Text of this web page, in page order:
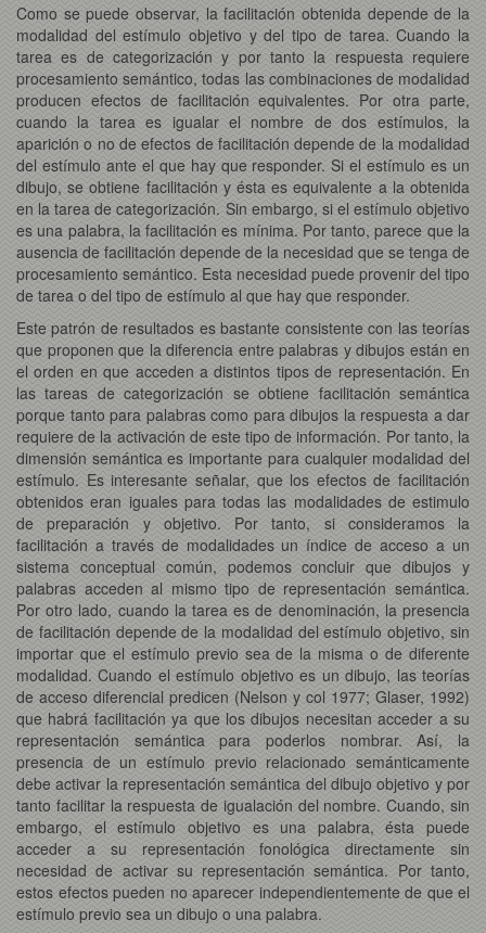
Como se puede observar, la facilitación obtenida depende de la
modalidad del estímulo objetivo y del tipo de tarea. Cuando la
tarea es de categorización y por tanto la respuesta requiere
procesamiento semántico, todas las combinaciones de modalidad
producen efectos de facilitación equivalentes. Por otra parte,
cuando la tarea es igualar el nombre de dos estímulos, la
aparición o no de efectos de facilitación depende de la modalidad
del estímulo ante el que hay que responder. Si el estímulo es un
dibujo, se obtiene facilitación y ésta es equivalente a la obtenida
en la tarea de categorización. Sin embargo, si el estímulo objetivo
es una palabra, la facilitación es mínima. Por tanto, parece que la
ausencia de facilitación depende de la necesidad que se tenga de
procesamiento semántico. Esta necesidad puede provenir del tipo
de tarea o del tipo de estímulo al que hay que responder.
Este patrón de resultados es bastante consistente con las teorías
que proponen que la diferencia entre palabras y dibujos están en
el orden en que acceden a distintos tipos de representación. En
las tareas de categorización se obtiene facilitación semántica
porque tanto para palabras como para dibujos la respuesta a dar
requiere de la activación de este tipo de información. Por tanto, la
dimensión semántica es importante para cualquier modalidad del
estímulo. Es interesante señalar, que los efectos de facilitación
obtenidos eran iguales para todas las modalidades de estimulo
de preparación y objetivo. Por tanto, si consideramos la
facilitación a través de modalidades un índice de acceso a un
sistema conceptual común, podemos concluir que dibujos y
palabras acceden al mismo tipo de representación semántica.
Por otro lado, cuando la tarea es de denominación, la presencia
de facilitación depende de la modalidad del estímulo objetivo, sin
importar que el estímulo previo sea de la misma o de diferente
modalidad. Cuando el estímulo objetivo es un dibujo, las teorías
de acceso diferencial predicen (Nelson y col 1977; Glaser, 1992)
que habrá facilitación ya que los dibujos necesitan acceder a su
representación semántica para poderlos nombrar. Así, la
presencia de un estímulo previo relacionado semánticamente
debe activar la representación semántica del dibujo objetivo y por
tanto facilitar la respuesta de igualación del nombre. Cuando, sin
embargo, el estímulo objetivo es una palabra, ésta puede
acceder a su representación fonológica directamente sin
necesidad de activar su representación semántica. Por tanto,
estos efectos pueden no aparecer independientemente de que el
estímulo previo sea un dibujo o una palabra.